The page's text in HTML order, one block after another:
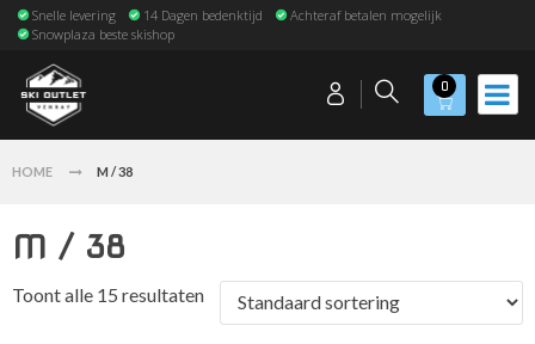
Snelle levering 14 Dagen bedenktijd
Achteraf betalen mogelijk
Snowplaza beste skishop
0
HOME M / 38
M / 38
Toont alle 15 resultaten